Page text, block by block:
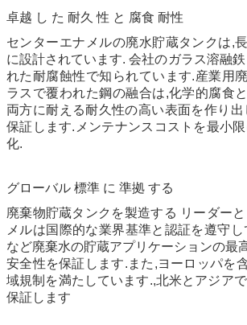
卓越 し た 耐久 性 と 腐食 耐性
センターエナメルの廃水貯蔵タンクは,
に設計されています. 会社のガラス溶融
れた耐腐蝕性で知られています.産業用
ラスで覆われた鋼の融合は,化学的腐食
両方に耐える耐久性の高い表面を作り
保証します.メンテナンスコストを最小
化.
グローバル 標準 に 準拠 する
廃棄物貯蔵タンクを製造する リーダー
メルは国際的な業界基準と認証を遵守
など廃棄水の貯蔵アプリケーションの最
安全性を保証します.また,ヨーロッパを
域規制を満たしています.,北米とアジア
保証します